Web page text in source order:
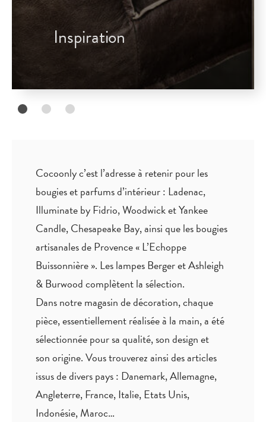
Inspiration
Cocoonly c’est l’adresse à retenir pour les
bougies et parfums d’intérieur : Ladenac,
Illuminate by Fidrio, Woodwick et Yankee
Candle, Chesapeake Bay, ainsi que les bougies
artisanales de Provence « L’Echoppe
Buissonnière ». Les lampes Berger et Ashleigh
& Burwood complètent la sélection.
Dans notre magasin de décoration, chaque
pièce,essentiellement réalisée à la main, a été
sélectionnée pour sa qualité, son design et
son origine. Vous trouverez ainsi des articles
issus de divers pays : Danemark, Allemagne,
Angleterre, France, Italie, Etats Unis,
Indonésie, Maroc…